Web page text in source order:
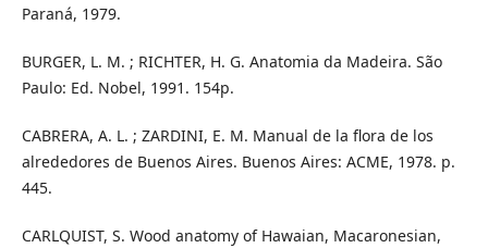
Paraná, 1979.
BURGER, L. M. ; RICHTER, H. G. Anatomia da Madeira. São
Paulo: Ed. Nobel, 1991. 154p.
CABRERA, A. L. ; ZARDINI, E. M. Manual de la flora de los
alrededores de Buenos Aires. Buenos Aires: ACME, 1978. p.
445.
CARLQUIST, S. Wood anatomy of Hawaian, Macaronesian,